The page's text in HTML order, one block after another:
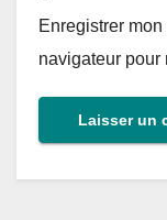
Enregistrer
navigateur pour